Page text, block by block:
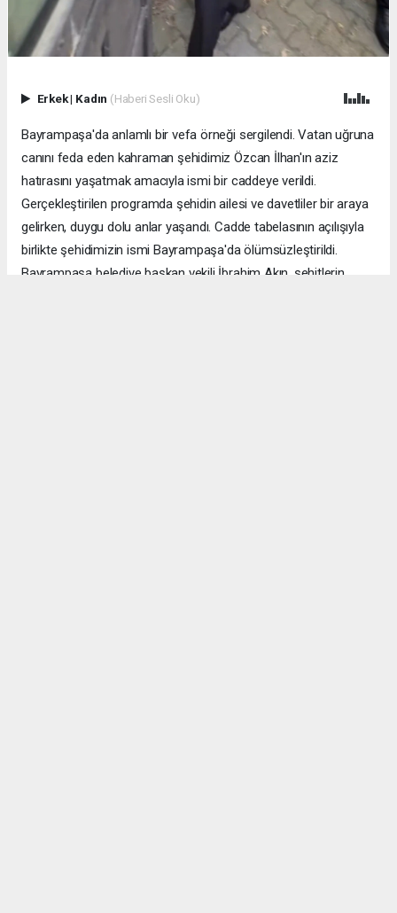
Erkek| Kadın (Haberi Sesli Oku)
Bayrampaşa'da anlamlı bir vefa örneği sergilendi. Vatan uğruna
canını feda eden kahraman şehidimiz Özcan İlhan'ın aziz
hatırasını yaşatmak amacıyla ismi bir caddeye verildi.
Gerçekleştirilen programda şehidin ailesi ve davetliler bir araya
gelirken, duygu dolu anlar yaşandı. Cadde tabelasının açılışıyla
birlikte şehidimizin ismi Bayrampaşa'da ölümsüzleştirildi.
Bayrampaşa belediye başkan vekili İbrahim Akın, şehitlerin